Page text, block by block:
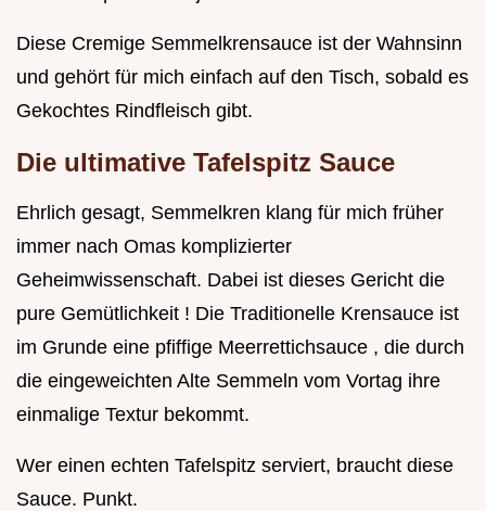
Diese Cremige Semmelkrensauce ist der Wahnsinn
und gehört für mich einfach auf den Tisch, sobald es
Gekochtes Rindfleisch gibt.
Die ultimative Tafelspitz Sauce
Ehrlich gesagt, Semmelkren klang für mich früher
immer nach Omas komplizierter
Geheimwissenschaft. Dabei ist dieses Gericht die
pure Gemütlichkeit ! Die Traditionelle Krensauce ist
im Grunde eine pfiffige Meerrettichsauce , die durch
die eingeweichten Alte Semmeln vom Vortag ihre
einmalige Textur bekommt.
Wer einen echten Tafelspitz serviert, braucht diese
Sauce. Punkt.